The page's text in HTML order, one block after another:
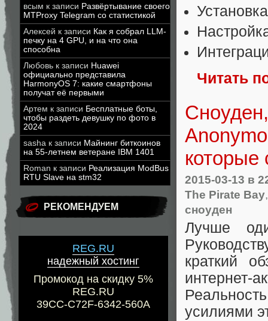
всым к записи Развёртывание своего
MTProxy Telegram со статистикой
Алексей к записи Как я собрал LLM-
печку на 4 GPU, и на что она
способна
Любовь к записи Huawei
официально представила
HarmonyOS 7: какие смартфоны
получат её первыми
Артем к записи Бесплатные боты,
чтобы раздеть девушку по фото в
2024
sasha к записи Майнинг биткоинов
на 55-летнем ветеране IBM 1401
Roman к записи Реализация ModBus
RTU Slave на stm32
РЕКОМЕНДУЕМ
REG.RU
надежный хостинг
Промокод на скидку 5%
REG.RU
39CC-C72F-6342-560A
Читать
которые
2015-03-13 в
The Pirate Bay
сноуден
Лучше
краткий
усилиями